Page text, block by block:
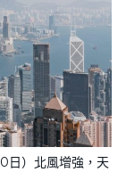
日）北風增強，天